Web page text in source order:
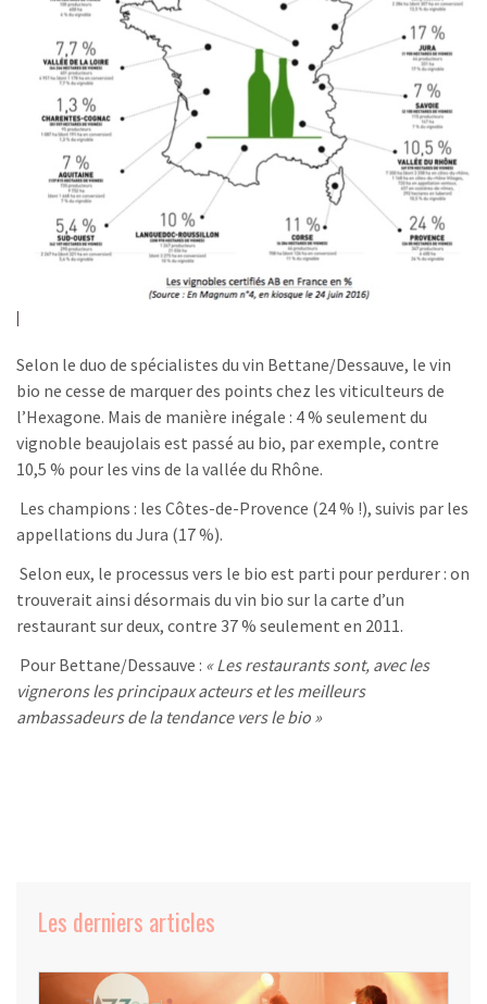
Selon le duo de spécialistes du vin Bettane/Dessauve, le vin
bio ne cesse de marquer des points chez les viticulteurs de
l’Hexagone. Mais de manière inégale : 4 % seulement du
vignoble beaujolais est passé au bio, par exemple, contre
10,5 % pour les vins de la vallée du Rhône.
Les champions : les Côtes-de-Provence (24 % !), suivis par les
appellations du Jura (17 %).
Selon eux, le processus vers le bio est parti pour perdurer : on
trouverait ainsi désormais du vin bio sur la carte d’un
restaurant sur deux, contre 37 % seulement en 2011.
Pour Bettane/Dessauve : « Les restaurants sont, avec les
vignerons les principaux acteurs et les meilleurs
ambassadeurs de la tendance vers le bio »
Les derniers articles